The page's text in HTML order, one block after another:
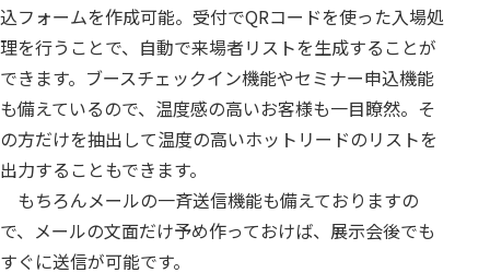
込フォームを作成可能。受付でQRコードを使った入場処
理を行うことで、自動で来場者リストを生成することが
できます。ブースチェックイン機能やセミナー申込機能
も備えているので、温度感の高いお客様も一目瞭然。そ
の方だけを抽出して温度の高いホットリードのリストを
出力することもできます。
もちろんメールの一斉送信機能も備えておりますの
で、メールの文面だけ予め作っておけば、展示会後でも
すぐに送信が可能です。